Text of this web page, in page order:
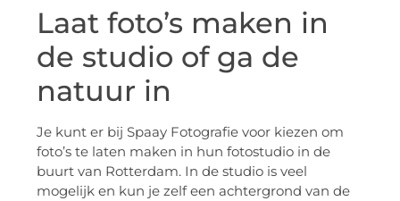
Laat foto’s maken in
de studio of ga de
natuur in
Je kunt er bij Spaay Fotografie voor kiezen om
foto’s te laten maken in hun fotostudio in de
buurt van Rotterdam. In de studio is veel
mogelijk en kun je zelf een achtergrond van de